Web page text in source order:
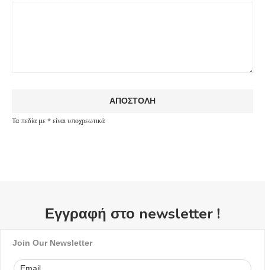
Τα πεδία με * είναι υποχρεωτικά
Εγγραφή στο newsletter !
Join Our Newsletter